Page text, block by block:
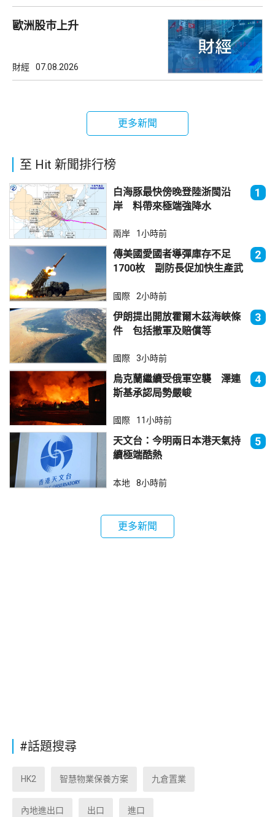
歐洲股巿上升
財經 07.08.2026
更多新聞
至 Hit 新聞排行榜
白海豚最快傍晚登陸浙閩沿
岸 料帶來極端強降水
1
兩岸 1小時前
傳美國愛國者導彈庫存不足
1700枚 副防長促加快生產武
2
國際 2小時前
伊朗提出開放霍爾木茲海峽條
件 包括撤軍及賠償等
3
國際 3小時前
烏克蘭繼續受俄軍空襲 澤連
斯基承認局勢嚴峻
4
國際 11小時前
天文台：今明兩日本港天氣持
續極端酷熱
5
本地 8小時前
更多新聞
#話題搜尋
HK2 智慧物業保養方案 九倉置業
內地進出口 出口 進口